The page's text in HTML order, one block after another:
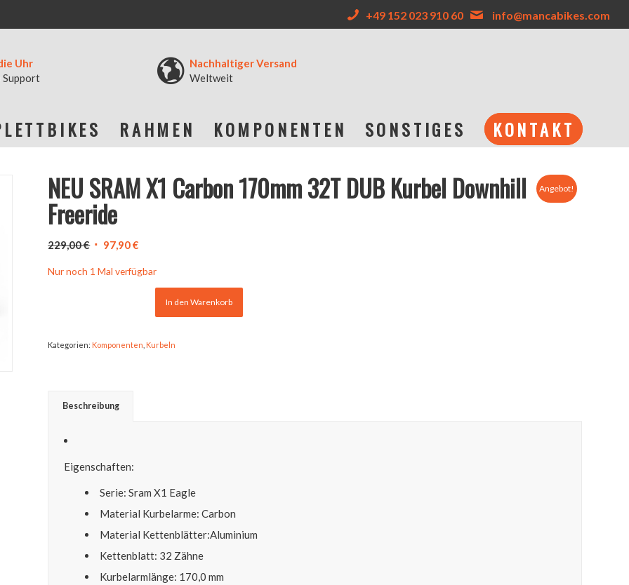
+49 152 023 910 60 info@mancabikes.com
Uhr
Support
Nachhaltiger Versand
Weltweit
RAHMEN KOMPONENTEN SONSTIGES KONTAKT
Angebot!
NEU SRAM X1 Carbon 170mm 32T DUB Kurbel Downhill
Freeride
229,00€ Ursprünglicher
war:
97,90€
ist:
Nur noch 1 Mal verfügbar
In den Warenkorb
Kategorien: Komponenten Kurbeln
Beschreibung
Eigenschaften:
Serie: Sram X1 Eagle
Material Kurbelarme: Carbon
Material Kettenblätter:Aluminium
Kettenblatt: 32 Zähne
Kurbelarmlänge: 170,0 mm